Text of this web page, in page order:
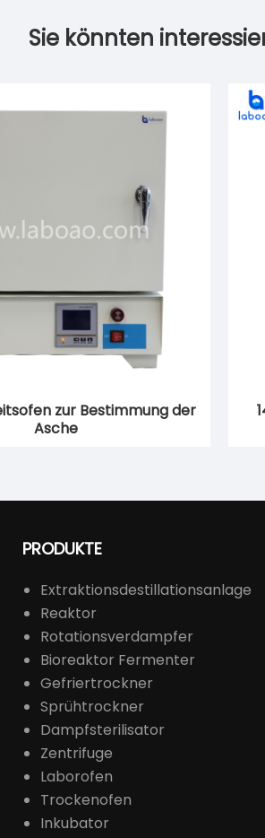
Sie könnten
zur Bestimmung der
Asche
PRODUKTE
Extraktionsdestillationsanlage
Reaktor
Rotationsverdampfer
Bioreaktor Fermenter
Gefriertrockner
Sprühtrockner
Dampfsterilisator
Zentrifuge
Laborofen
Trockenofen
Inkubator